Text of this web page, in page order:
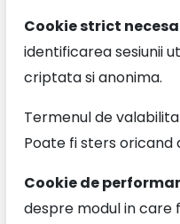
Cookie strict
identificarea sesiunii
criptata si anonima.
Termenul de
Poate fi sters oricand
Cookie de
despre modul in care